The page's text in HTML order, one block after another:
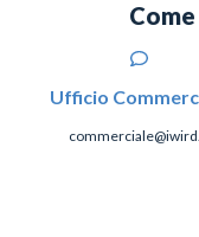
Ufficio